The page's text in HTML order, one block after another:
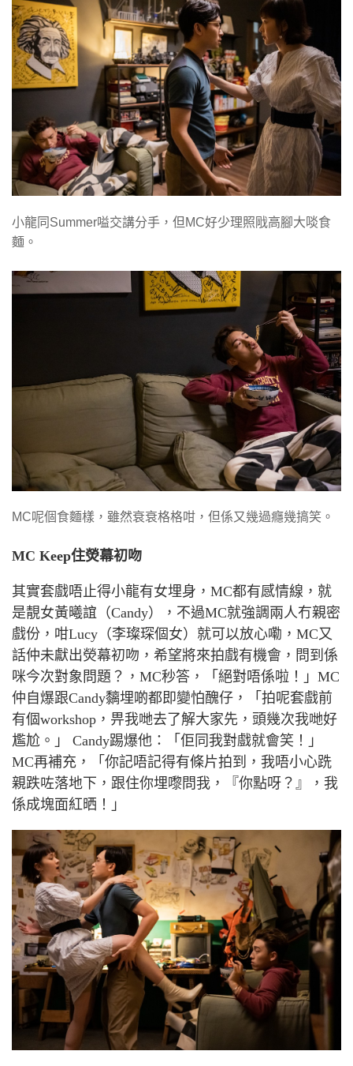
小龍同Summer嗌交講分手，但MC好少理照戙高腳大啖食
麵。
MC呢個食麵樣，雖然衰衰格格咁，但係又幾過癮幾搞笑。
MC Keep住熒幕初吻
其實套戲唔止得小龍有女埋身， MC都有感情線，就
是靚女黃曦誼（Candy），不過MC就強調兩人冇親密
戲份，咁Lucy （李璨琛個女） 就可以放心嘞， MC又
話仲未獻出熒幕初吻，希望將來拍戲有機會，問到係
咪今次對象問題？， MC秒答，「絕對唔係啦！」 MC
仲自爆跟Candy黐埋啲都即變怕醜仔，「拍呢套戲前
有個workshop ，畀我哋去了解大家先，頭幾次我哋好
尷尬。」 Candy踢爆他：「佢同我對戲就會笑！」
MC再補充，「你記唔記得有條片拍到，我唔小心跣
親跌咗落地下，跟住你埋嚟問我，『你點呀？』，我
係成塊面紅晒！」